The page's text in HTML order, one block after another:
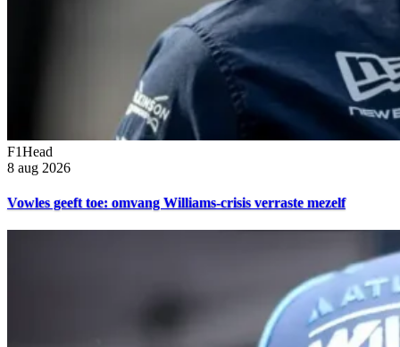
F1Head
8 aug 2026
Vowles geeft toe: omvang Williams-crisis verraste mezelf